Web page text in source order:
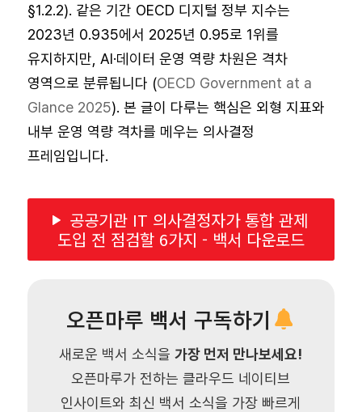
§1.2.2). 같은 기간 OECD 디지털 정부 지수는
2023년 0.935에서 2025년 0.95로 1위를
유지하지만, AI·데이터 운영 역량 차원은 격차
영역으로 분류됩니다 (OECD Government at a
Glance 2025). 본 글이 다루는 핵심은 외형 지표와
내부 운영 역량 격차를 메우는 의사결정
프레임입니다.
공공기관 IT 의사결정자가 통합 관제
도입 전 점검할 6가지 - 백서 다운로드
오픈마루 백서 구독하기
새로운 백서 소식을가장 먼저 만나보세요!
오픈마루가 전하는 클라우드 네이티브
인사이트와 최신 백서 소식을 가장 빠르게